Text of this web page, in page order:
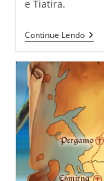
e Tiatira.
Continue Lendo